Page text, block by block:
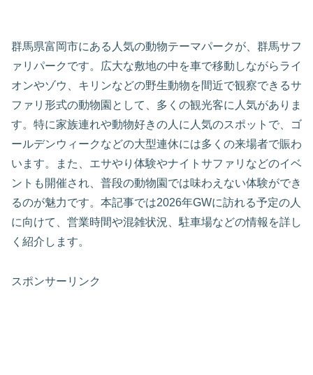
群馬県富岡市にある人気の動物テーマパークが、群馬サフ
ァリパークです。広大な敷地の中を車で移動しながらライ
オンやゾウ、キリンなどの野生動物を間近で観察できるサ
ファリ形式の動物園として、多くの観光客に人気がありま
す。特に家族連れや動物好きの人に人気のスポットで、ゴ
ールデンウィークなどの大型連休には多くの来場者で賑わ
います。また、エサやり体験やナイトサファリなどのイベ
ントも開催され、普段の動物園では味わえない体験ができ
るのが魅力です。本記事では2026年GWに訪れる予定の人
に向けて、営業時間や混雑状況、駐車場などの情報を詳し
く紹介します。
スポンサーリンク